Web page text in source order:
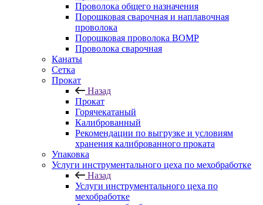
Проволока общего назначения
Порошковая сварочная и наплавочная
проволока
Порошковая проволока ВОМР
Проволока сварочная
Канаты
Сетка
Прокат
Назад
Прокат
Горячекатаный
Калиброванный
Рекомендации по выгрузке и условиям
хранения калиброванного проката
Упаковка
Услуги инструментального цеха по мехобработке
Назад
Услуги инструментального цеха по
мехобработке